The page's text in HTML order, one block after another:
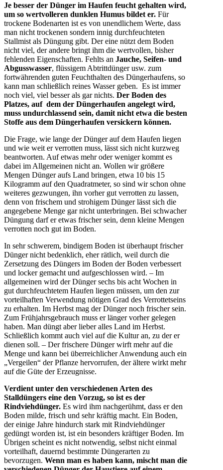
Je besser der Dünger im Haufen feucht gehalten wird,
um so wertvolleren dunklen Humus bildet er. Für
trockene Bodenarten ist es von unendlichem Werte, dass
man nicht trockenen sondern innig durchfeuchteten
Stallmist als Düngung gibt. Der eine nützt dem Boden
nicht viel, der andere bringt ihm die wertvollen, bisher
fehlenden Eigenschaften. Fehlts an Jauche, Seifen- und
Abgusswasser, flüssigem Abtrittdünger usw. zum
fortwährenden guten Feuchthalten des Düngerhaufens, so
kann man schließlich reines Wasser geben. Es ist immer
noch viel, viel besser als gar nichts. Der Boden des
Platzes, auf dem der Düngerhaufen angelegt wird,
muss undurchlassend sein, damit nicht etwa die besten
Stoffe aus dem Düngerhaufen versickern können.
Die Frage, wie lange der Dünger auf dem Haufen liegen
und wie weit er verrotten muss, lässt sich nicht kurzweg
beantworten. Auf etwas mehr oder weniger kommt es
dabei im Allgemeinen nicht an. Wollen wir größere
Mengen Dünger aufs Land bringen, etwa 10 bis 15
Kilogramm auf den Quadratmeter, so sind wir schon ohne
weiteres gezwungen, ihn vorher gut verrotten zu lassen,
denn von frischem und strohigem Dünger lässt sich die
angegebene Menge gar nicht unterbringen. Bei schwacher
Düngung darf er etwas frischer sein, denn kleine Mengen
verrotten noch gut im Boden.
In sehr schwerem, bindigem Boden ist überhaupt frischer
Dünger nicht bedenklich, eher rätlich, weil durch die
Zersetzung des Düngers im Boden der Boden verbessert
und locker gemacht und aufgeschlossen wird. – Im
allgemeinen wird der Dünger sechs bis acht Wochen in
gut durchfeuchtetem Haufen liegen müssen, um den zur
vorteilhaften Verwendung nötigen Grad des Verrottetseins
zu erhalten. Im Herbst mag der Dünger noch frischer sein.
Zum Frühjahrsgebrauch muss er länger vorher gelegen
haben. Man düngt aber lieber alles Land im Herbst.
Schließlich kommt auch viel auf die Kultur an, zu der er
dienen soll. – Der frischere Dünger wirft mehr auf die
Menge und kann bei überreichlicher Anwendung auch ein
„Vergeilen“ der Pflanze hervorrufen, der ältere wirkt mehr
auf die Güte der Erzeugnisse.
Verdient unter den verschiedenen Arten des
Stalldüngers eine den Vorzug, so ist es der
Rindviehdünger. Es wird ihm nachgerühmt, dass er den
Boden milde, frisch und sehr kräftig macht. Ein Boden,
der einige Jahre hindurch stark mit Rindviehdünger
gedüngt worden ist, ist ein besonders kräftiger Boden. Im
Übrigen scheint es nicht notwendig, selbst nicht einmal
vorteilhaft, dauernd bestimmte Düngerarten zu
bevorzugen. Wenn man es haben kann, mischt man die